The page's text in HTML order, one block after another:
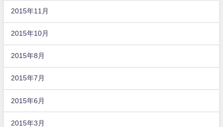
2015年11月
2015年10月
2015年8月
2015年7月
2015年6月
2015年3月